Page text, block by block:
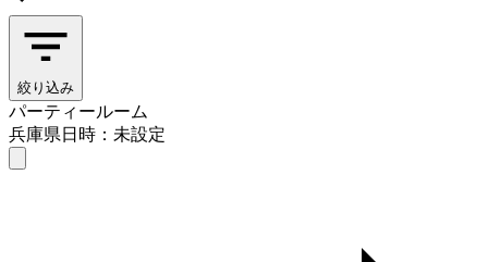
絞り込み
パーティールーム
兵庫県日時：未設定